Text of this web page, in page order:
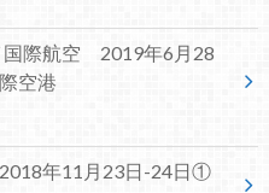
国際航空 2019年6月28
空港
年11月23日-24日①